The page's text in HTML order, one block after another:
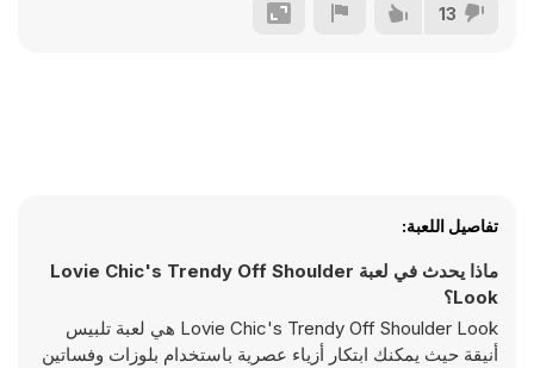
13
تفاصيل اللعبة:
ماذا يحدث في لعبة Lovie Chic's Trendy Off Shoulder
Look؟
Lovie Chic's Trendy Off Shoulder Look هي لعبة تلبيس
أنيقة حيث يمكنك ابتكار أزياء عصرية باستخدام بلوزات وفساتين